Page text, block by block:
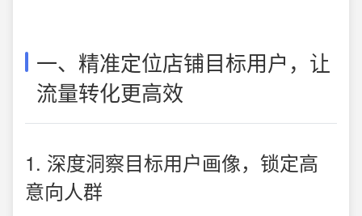
一、精准定位店铺目标用户，让
流量转化更高效
1. 深度洞察目标用户画像，锁定高
意向人群